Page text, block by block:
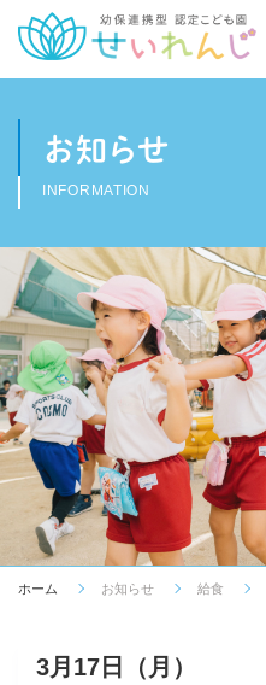
お知らせ
INFORMATION
ホーム お知らせ 給食
3月17日（月）